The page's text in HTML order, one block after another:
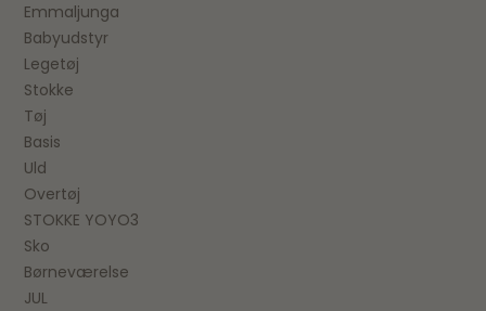
Emmaljunga
Babyudstyr
Legetøj
Stokke
Tøj
Basis
Uld
Overtøj
STOKKE YOYO3
Sko
Børneværelse
JUL